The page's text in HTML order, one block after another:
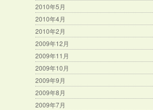
2010年5月
2010年4月
2010年2月
2009年12月
2009年11月
2009年10月
2009年9月
2009年8月
2009年7月